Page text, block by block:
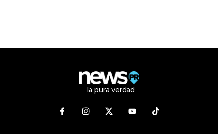
la pura verdad